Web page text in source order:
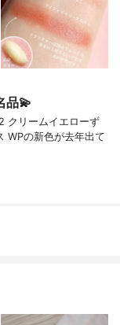
品💫
クリームイエローず
WPの新色が去年出て